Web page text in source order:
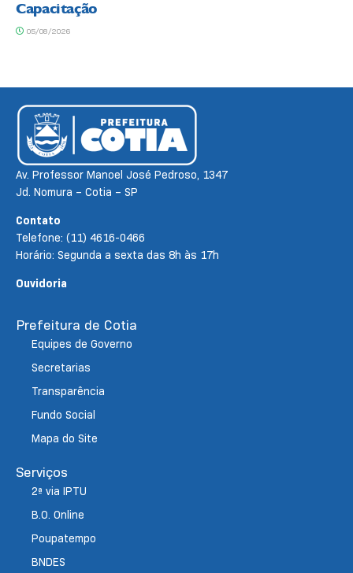
Capacitação
05/08/2026
Av. Professor Manoel José Pedroso, 1347
Jd. Nomura – Cotia – SP
Contato
Telefone: (11) 4616-0466
Horário: Segunda a sexta das 8h às 17h
Ouvidoria
Prefeitura de Cotia
Equipes de Governo
Secretarias
Transparência
Fundo Social
Mapa do Site
Serviços
2ª via IPTU
B.O. Online
Poupatempo
BNDES